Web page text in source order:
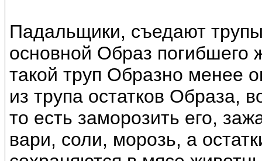
Падальщики, съедают
основной Образ погибшего
такой труп Образно менее
из трупа остатков Образа,
то есть заморозить его,
вари, соли, морозь, а